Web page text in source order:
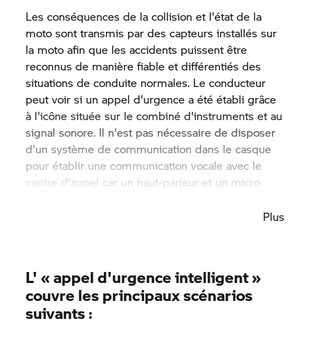
Les conséquences de la collision et l'état de la
moto sont transmis par des capteurs installés sur
la moto afin que les accidents puissent être
reconnus de manière fiable et différentiés des
situations de conduite normales. Le conducteur
peut voir si un appel d'urgence a été établi grâce
à l'icône située sur le combiné d'instruments et au
signal sonore. Il n'est pas nécessaire de disposer
d'un système de communication dans le casque
pour établir une communication vocale avec le
centre d'appel car un haut-parleur et un micro
Plus
L' « appel d'urgence intelligent »
couvre les principaux scénarios
suivants :